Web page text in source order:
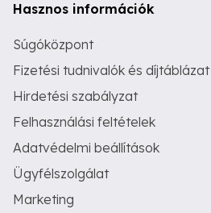
Hasznos információk
Súgóközpont
Fizetési tudnivalók és díjtáblázat
Hirdetési szabályzat
Felhasználási feltételek
Adatvédelmi beállítások
Ügyfélszolgálat
Marketing